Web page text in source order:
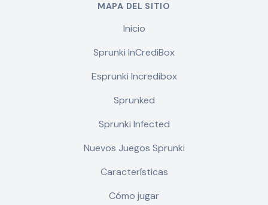
MAPA DEL SITIO
Inicio
Sprunki InCrediBox
Esprunki Incredibox
Sprunked
Sprunki Infected
Nuevos Juegos Sprunki
Características
Cómo jugar